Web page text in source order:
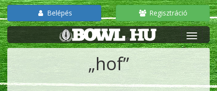
Belépés Regisztráció
„hof”